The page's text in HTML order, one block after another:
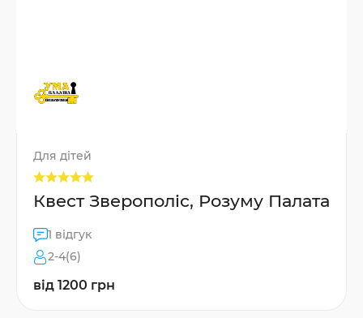
Для дітей
Квест Зверополіс, Розуму Палата
1 відгук
2-4(6)
від 1200 грн